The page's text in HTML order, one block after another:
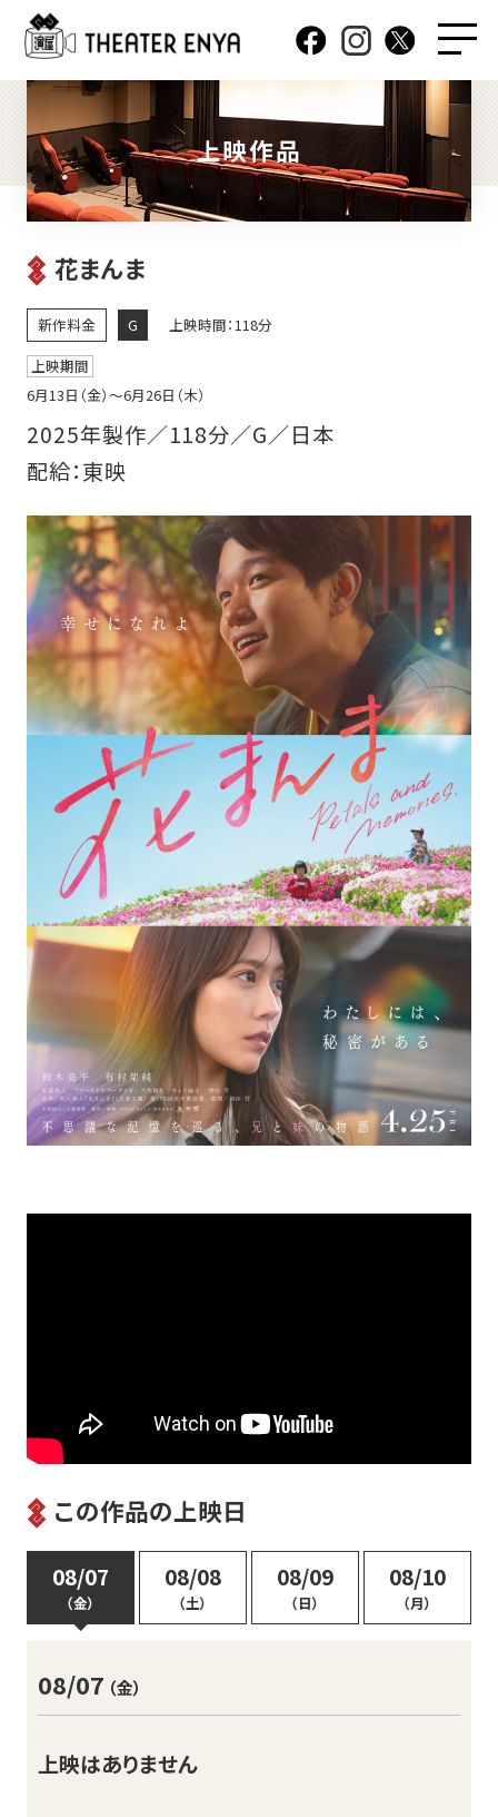
上映作品
花まんま
新作料金 G
上映時間：118分
上映期間
6月13日（金）〜6月26日（木）
2025年製作／118分／G／日本
配給：東映
この作品の上映日
08/07
（金）
08/08
（土）
08/09
（日）
08/10
（月）
08/07 （金）
上映はありません